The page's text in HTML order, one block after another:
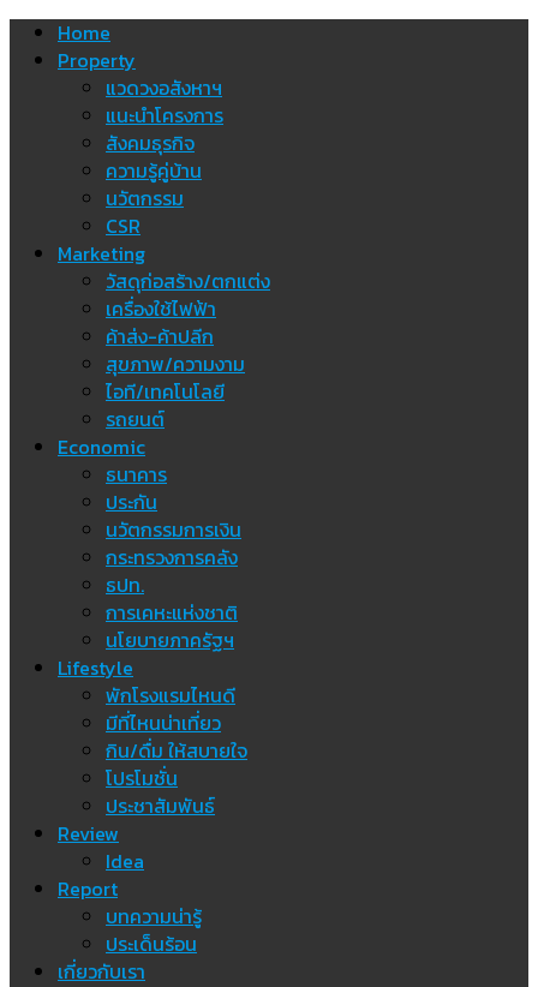
Skip Home
Property
แวดวงอสังหาฯ
แนะนำโครงการ
สังคมธุรกิจ
ความรู้คู่บ้าน
นวัตกรรม
CSR
Marketing
วัสดุก่อสร้าง/ตกแต่ง
เครื่องใช้ไฟฟ้า
ค้าส่ง-ค้าปลีก
สุขภาพ/ความงาม
ไอที/เทคโนโลยี
รถยนต์
Economic
ธนาคาร
ประกัน
นวัตกรรมการเงิน
กระทรวงการคลัง
ธปท.
การเคหะแห่งชาติ
นโยบายภาครัฐฯ
Lifestyle
พักโรงแรมไหนดี
มีที่ไหนน่าเที่ยว
กิน/ดื่ม ให้สบายใจ
โปรโมชั่น
ประชาสัมพันธ์
Review
Idea
Report
บทความน่ารู้
ประเด็นร้อน
เกี่ยวกับเรา